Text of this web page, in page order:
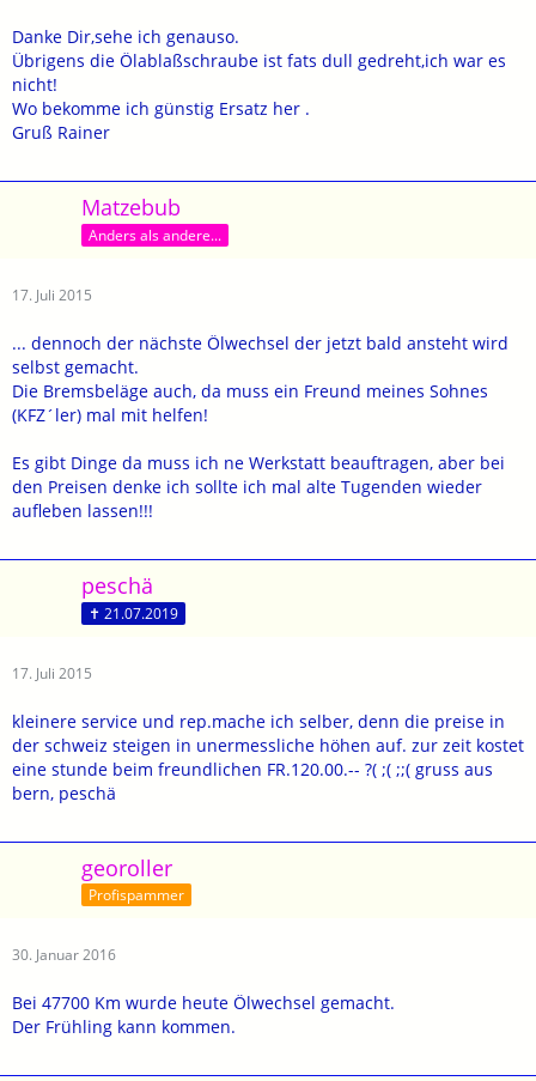
Danke Dir,sehe ich genauso.
Übrigens die Ölablaßschraube ist fats dull gedreht,ich war es
nicht!
Wo bekomme ich günstig Ersatz her .
Gruß Rainer
Matzebub
Anders als andere...
17. Juli 2015
... dennoch der nächste Ölwechsel der jetzt bald ansteht wird
selbst gemacht.
Die Bremsbeläge auch, da muss ein Freund meines Sohnes
(KFZ´ler) mal mit helfen!
Es gibt Dinge da muss ich ne Werkstatt beauftragen, aber bei
den Preisen denke ich sollte ich mal alte Tugenden wieder
aufleben lassen!!!
peschä
✝ 21.07.2019
17. Juli 2015
kleinere service und rep.mache ich selber, denn die preise in
der schweiz steigen in unermessliche höhen auf. zur zeit kostet
eine stunde beim freundlichen FR.120.00.-- ?( ;( ;;( gruss aus
bern, peschä
georoller
Profispammer
30. Januar 2016
Bei 47700 Km wurde heute Ölwechsel gemacht.
Der Frühling kann kommen.